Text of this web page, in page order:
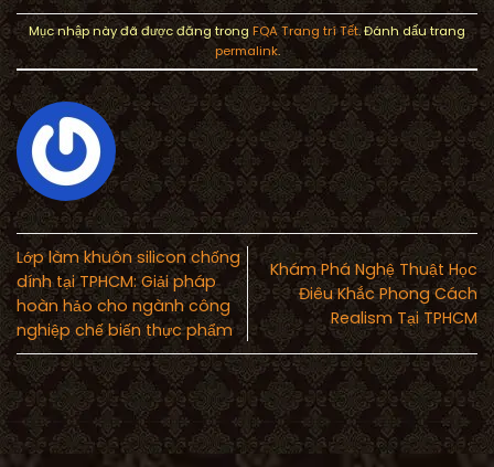
Mục nhập này đã được đăng trong FQA Trang trí Tết. Đánh dấu trang
permalink.
Lớp làm khuôn silicon chống
dính tại TPHCM: Giải pháp
hoàn hảo cho ngành công
nghiệp chế biến thực phẩm
Khám Phá Nghệ Thuật Học
Điêu Khắc Phong Cách
Realism Tại TPHCM